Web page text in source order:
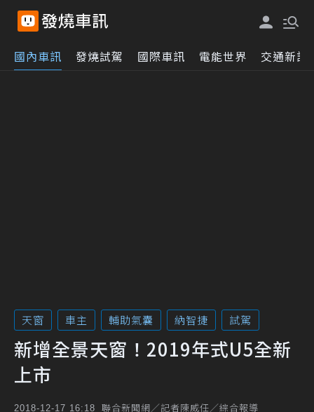
國內車訊 發燒試駕 國際車訊 電能世界 交通新訊
天窗 車主 輔助氣囊 納智捷 試駕
新增全景天窗！2019年式U5全新
上市
2018-12-17 16:18 聯合新聞網／記者陳威任／綜合報導